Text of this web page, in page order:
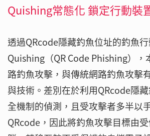
Quishing常態化 鎖定行動裝
透過QRcode隱藏釣魚位址的釣魚
Quishing（QR Code Phishing），
路釣魚攻擊，與傳統網路釣魚攻擊
與技術。差別在於利用QRcode隱
全機制的偵測，且受攻擊者多半以
QRcode，因此將釣魚攻擊目標由